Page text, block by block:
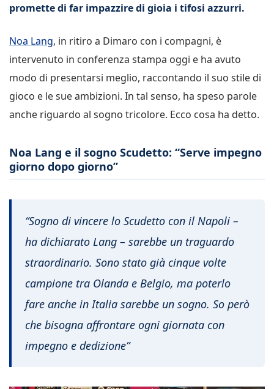
promette di far impazzire di gioia i tifosi azzurri.
Noa Lang, in ritiro a Dimaro con i compagni, è
intervenuto in conferenza stampa oggi e ha avuto
modo di presentarsi meglio, raccontando il suo stile di
gioco e le sue ambizioni. In tal senso, ha speso parole
anche riguardo al sogno tricolore. Ecco cosa ha detto.
Noa Lang e il sogno Scudetto: “Serve impegno
giorno dopo giorno”
“Sogno di vincere lo Scudetto con il Napoli –
ha dichiarato Lang – sarebbe un traguardo
straordinario. Sono stato già cinque volte
campione tra Olanda e Belgio, ma poterlo
fare anche in Italia sarebbe un sogno. So però
che bisogna affrontare ogni giornata con
impegno e dedizione”